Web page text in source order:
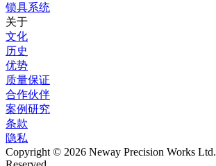
锁具系统
关于
文化
历史
优势
质量保证
合作伙伴
案例研究
条款
隐私
Copyright © 2026 Neway Precision Works Ltd.